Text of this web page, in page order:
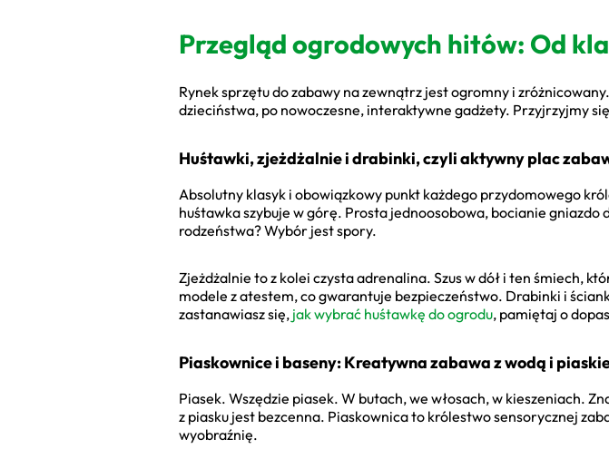
Przegląd ogrodowych hitów: Od
Rynek sprzętu do zabawy na zewnątrz jest ogromny i
dzieciństwa, po nowoczesne, interaktywne gadżety. Przyjrzyjmy
Huśtawki, zjeżdżalnie i drabinki, czyli aktywny plac
Absolutny klasyk i obowiązkowy punkt każdego przydomowego
huśtawka szybuje w górę. Prosta jednoosobowa, bocianie
rodzeństwa? Wybór jest spory.
Zjeżdżalnie to z kolei czysta adrenalina. Szus w dół i ten śmiech,
modele z atestem, co gwarantuje bezpieczeństwo. Drabinki i
zastanawiasz się, jak wybrać huśtawkę do ogrodu, pamiętaj o
Piaskownice i baseny: Kreatywna zabawa z wodą i
Piasek. Wszędzie piasek. W butach, we włosach, w kieszeniach.
z piasku jest bezcenna. Piaskownica to królestwo sensorycznej
wyobraźnię.